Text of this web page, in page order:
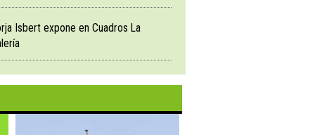
3 x 3 Urbaluz Red Devils
Alta
Isbert expone en Cuadros La